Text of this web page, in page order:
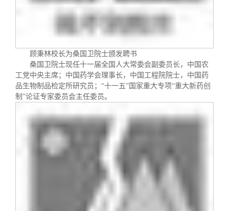
校友讲坛
校友视界
实用信息
总会章程
理事会名单
制度法规
顾秉林校长为桑国卫院士颁发聘书
桑国卫院士现任十一届全国人大常委会副委员长，中国农
工党中央主席；中国药学会理事长，中国工程院院士，中国药
品生物制品检定所研究员；“十一五”国家重大专项“重大新药创
制”论证专家委员会主任委员。